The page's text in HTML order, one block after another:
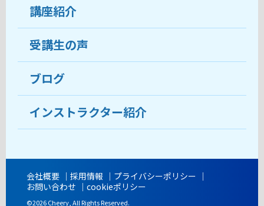
受講生の声
おすすめ・人気の講座
目的から講座を探す
教室ブログ
開講時間
ココがおすすめ
料金
受講までの流れ
よくあるご質問
講座紹介
受講生の声
ブログ
インストラクター紹介
会社概要 採用情報
プライバシーポリシー
お問い合わせ
cookieポリシー
©2026 Cheery, All Rights Reserved.